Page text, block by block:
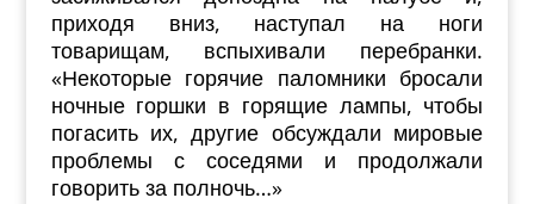
приходя вниз, наступал на ноги
товарищам, вспыхивали перебранки.
«Некоторые горячие паломники бросали
ночные горшки в горящие лампы, чтобы
погасить их, другие обсуждали мировые
проблемы с соседями и продолжали
говорить за полночь…»